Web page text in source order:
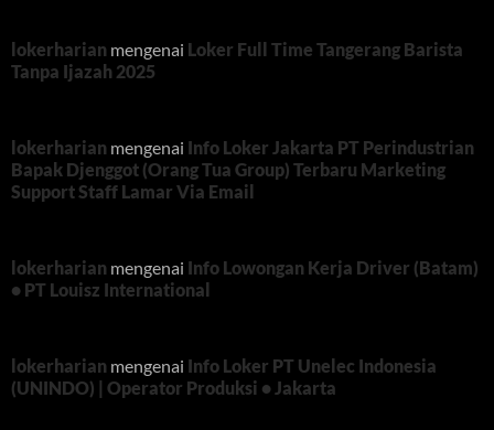
lokerharian mengenai Loker Full Time Tangerang Barista
Tanpa Ijazah 2025
lokerharian mengenai Info Loker Jakarta PT Perindustrian
Bapak Djenggot (Orang Tua Group) Terbaru Marketing
Support Staff Lamar Via Email
lokerharian mengenai Info Lowongan Kerja Driver (Batam)
• PT Louisz International
lokerharian mengenai Info Loker PT Unelec Indonesia
(UNINDO) | Operator Produksi • Jakarta